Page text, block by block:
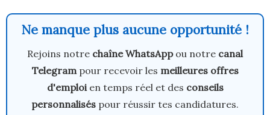
Ne manque plus aucune opportunité !
Rejoins notre chaîne WhatsAppou notre canal
Telegrampour recevoir les meilleures offres
d'emploien temps réel et des conseils
personnalisés pour réussir tes candidatures.